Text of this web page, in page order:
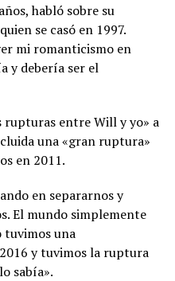
habló sobre su
se casó en 1997.
mi romanticismo en
y debería ser el
rupturas entre Will y yo» a
una «gran ruptura»
en 2011.
en separarnos y
El mundo simplemente
tuvimos una
y tuvimos la ruptura
sabía».